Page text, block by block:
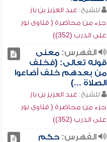
للشيخ: عبد العزيز بن باز
جزء من محاضرة ( فتاوى نور
على الدرب (352))
الفهرس:معنى
قوله تعالى: (فخلف
من بعدهم خلف أضاعوا
الصلاة ...)
للشيخ: عبد العزيز بن باز
جزء من محاضرة ( فتاوى نور
على الدرب (352))
الفهرس:حكم